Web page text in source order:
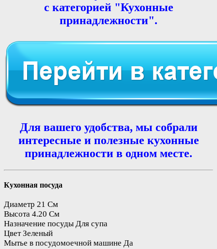
с категорией "Кухонные
принадлежности".
Для вашего удобства, мы собрали
интересные и полезные кухонные
принадлежности в одном месте.
Кухонная посуда
Диаметр 21 См
Высота 4.20 См
Назначение посуды Для супа
Цвет Зеленый
Мытье в посудомоечной машине Да